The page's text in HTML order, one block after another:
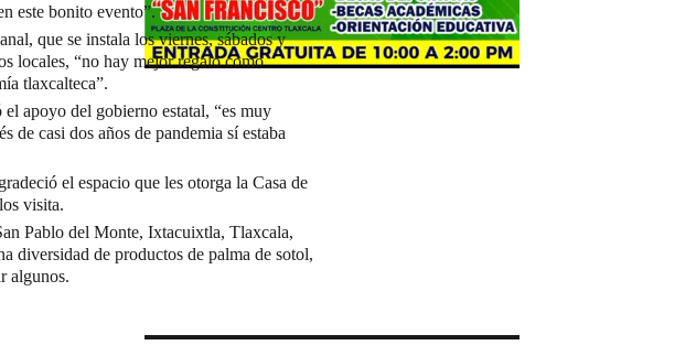
este bonito evento”.
que se instala los viernes, sábados y
locales, “no hay mejor regalo como
tlaxcalteca”.
apoyo del gobierno estatal, “es muy
de casi dos años de pandemia sí estaba
el espacio que les otorga la Casa de
visita.
Pablo del Monte, Ixtacuixtla, Tlaxcala,
diversidad de productos de palma de sotol,
algunos.